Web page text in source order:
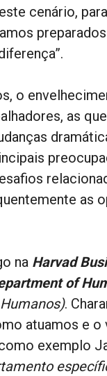
cenário,
o
as
as
na Harvad
of
.
atuamos e o
exemplo